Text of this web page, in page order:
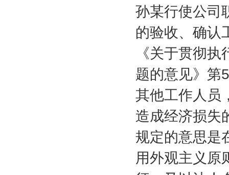
孙某行使公司
的验收、确认
《关于贯彻
题的意见》第
其他工作人员
造成经济损失
规定的意思是
用外观主义原